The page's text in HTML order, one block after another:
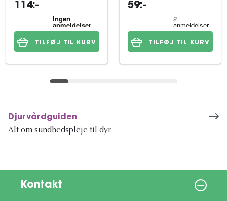
114:-
TILFØJ TIL KURV
59:-
TILFØJ TIL KURV
Djurvårdguiden
Alt om sundhedspleje til dyr
Kontakt